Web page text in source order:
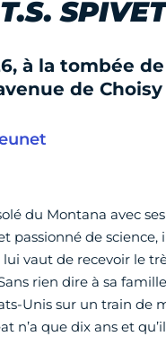
SPIVET
à la tombée
de Choisy
du Montana avec
passionné de
vaut de recevoir le
rien dire à sa
Unis sur un train de
n’a que dix ans et